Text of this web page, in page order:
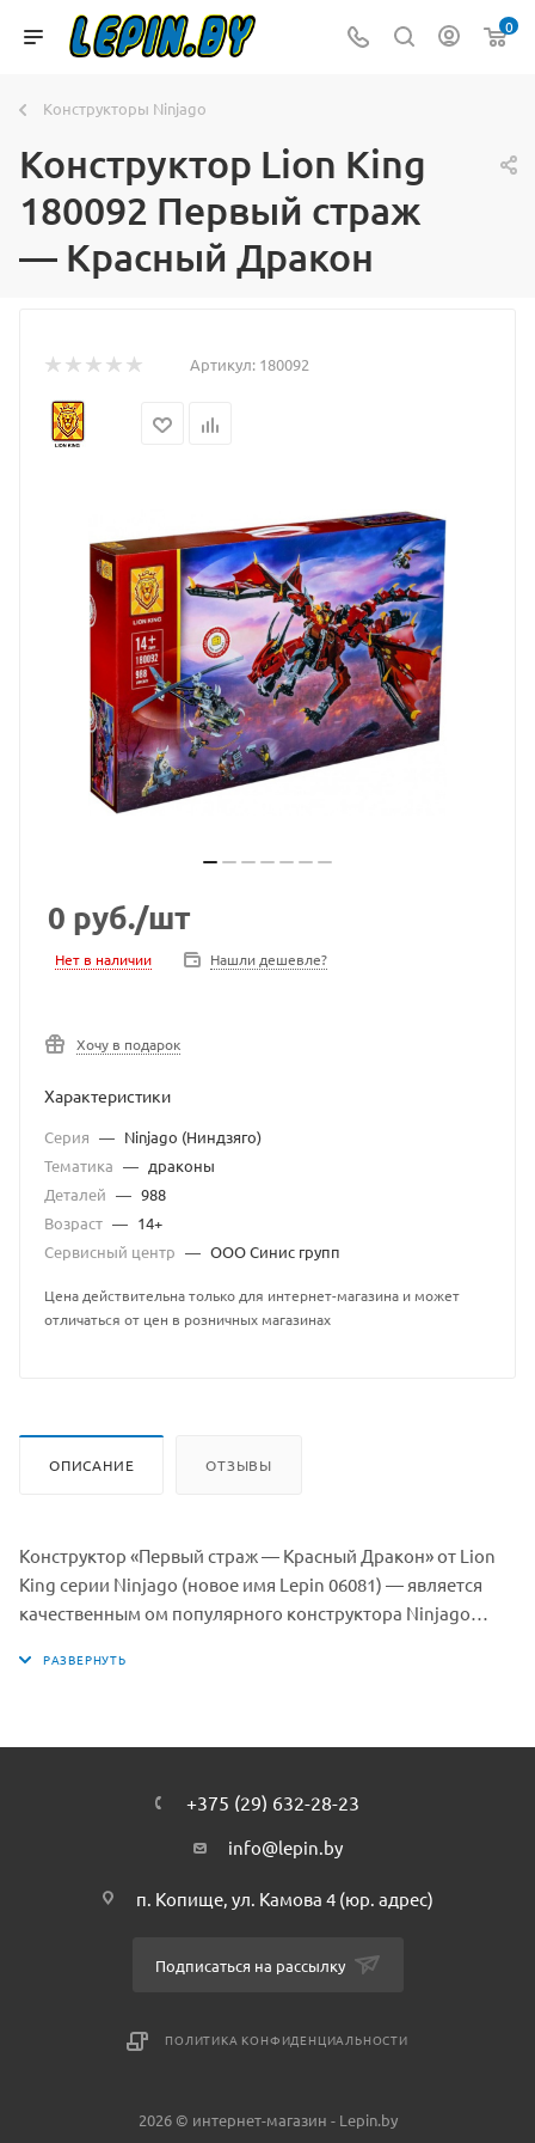
0
Конструкторы Ninjago
Конструктор Lion King
180092 Первый страж
— Красный Дракон
Артикул: 180092
0 руб./шт
Нет в наличии Нашли дешевле?
Хочу в подарок
Характеристики
Серия — Ninjago (Ниндзяго)
Тематика — драконы
Деталей — 988
Возраст — 14+
Сервисный центр — ООО Синис групп
Цена действительна только для интернет-магазина и может
отличаться от цен в розничных магазинах
ОПИСАНИЕ ОТЗЫВЫ
Конструктор «Первый страж — Красный Дракон» от Lion
King серии Ninjago (новое имя Lepin 06081) — является
качественным ом популярного конструктора Ninjago
моделировать разнообразные игровые ситуации и
сценариев и сюжетов для игры.
+375 (29) 632-28-23
info@lepin.by
п. Копище, ул. Камова 4 (юр. адрес)
Подписаться на рассылку
ПОЛИТИКА КОНФИДЕНЦИАЛЬНОСТИ
2026 © интернет-магазин - Lepin.by